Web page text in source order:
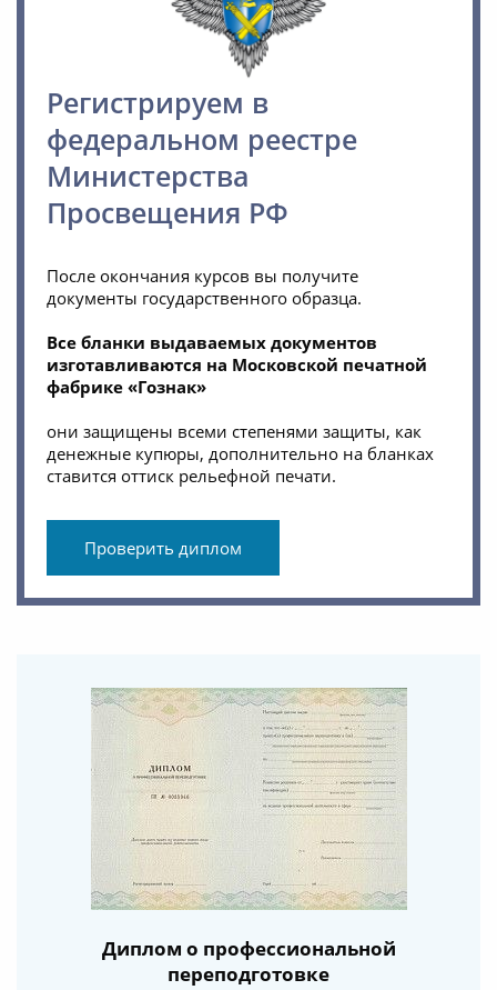
Регистрируем в
федеральном реестре
Министерства
Просвещения РФ
После окончания курсов вы получите
документы государственного образца.
Все бланки выдаваемых документов
изготавливаются на Московской печатной
фабрике «Гознак»
они защищены всеми степенями защиты, как
денежные купюры, дополнительно на бланках
ставится оттиск рельефной печати.
Проверить диплом
Диплом о профессиональной
переподготовке